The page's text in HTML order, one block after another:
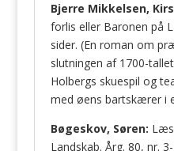
Bjerre Mikkelsen,
forlis eller Baronen på
sider. (En roman om
slutningen af 1700-
Holbergs skuespil og
med øens bartskærer i
Bøgeskov, Søren:
Landskab. Årg. 80, nr.